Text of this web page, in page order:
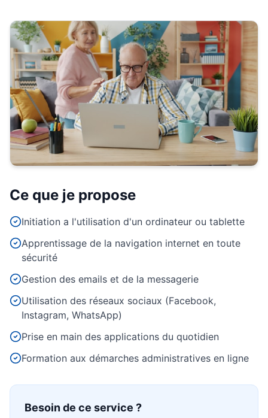
Ce que je propose
Initiation a l'utilisation d'un ordinateur ou tablette
Apprentissage de la navigation internet en toute
sécurité
Gestion des emails et de la messagerie
Utilisation des réseaux sociaux (Facebook,
Instagram, WhatsApp)
Prise en main des applications du quotidien
Formation aux démarches administratives en ligne
Besoin de ce service ?